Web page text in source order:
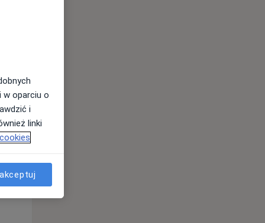
Wt,
11 Sie
w oparciu o
i
linki